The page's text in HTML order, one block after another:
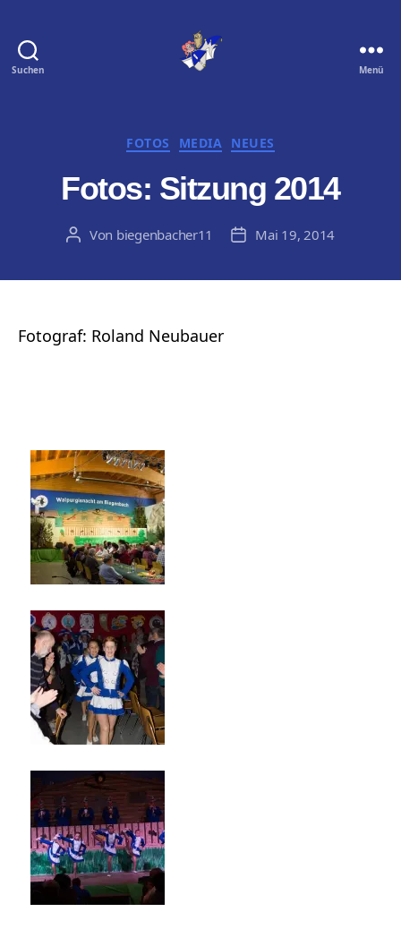
Suchen
V.
Menü
Kategorien
FOTOS MEDIA NEUES
Fotos: Sitzung 2014
Beitragsautor
Von biegenbacher11 Veröffentlichungsdatum
Mai 19, 2014
Fotograf: Roland Neubauer